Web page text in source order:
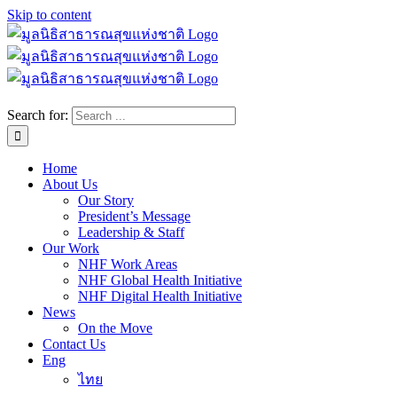
Skip to content
Search for:
Home
About Us
Our Story
President’s Message
Leadership & Staff
Our Work
NHF Work Areas
NHF Global Health Initiative
NHF Digital Health Initiative
News
On the Move
Contact Us
Eng
ไทย